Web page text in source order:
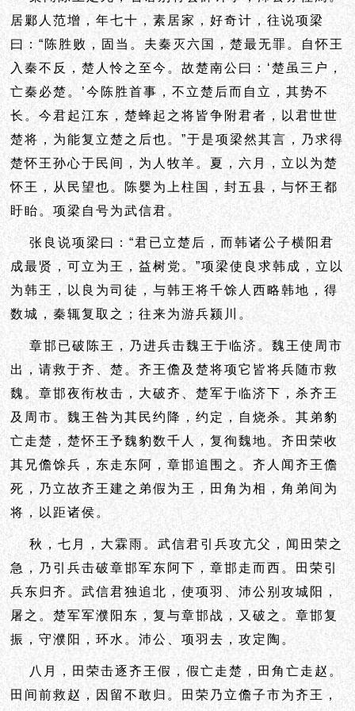
居鄛人范增，年七十，素居家，好奇计，往说项梁
曰：“陈胜败，固当。夫秦灭六国，楚最无罪。自怀王
入秦不反，楚人怜之至今。故楚南公曰：‘楚虽三户，
亡秦必楚。’今陈胜首事，不立楚后而自立，其势不
长。今君起江东，楚蜂起之将皆争附君者，以君世世
楚将，为能复立楚之后也。”于是项梁然其言，乃求得
楚怀王孙心于民间，为人牧羊。夏，六月，立以为楚
怀王，从民望也。陈婴为上柱国，封五县，与怀王都
盱眙。项梁自号为武信君。
张良说项梁曰：“君已立楚后，而韩诸公子横阳君
成最贤，可立为王，益树党。”项梁使良求韩成，立以
为韩王，以良为司徒，与韩王将千馀人西略韩地，得
数城，秦辄复取之；往来为游兵颍川。
章邯已破陈王，乃进兵击魏王于临济。魏王使周市
出，请救于齐、楚。齐王儋及楚将项它皆将兵随市救
魏。章邯夜衔枚击，大破齐、楚军于临济下，杀齐王
及周市。魏王咎为其民约降，约定，自烧杀。其弟豹
亡走楚，楚怀王予魏豹数千人，复徇魏地。齐田荣收
其兄儋馀兵，东走东阿，章邯追围之。齐人闻齐王儋
死，乃立故齐王建之弟假为王，田角为相，角弟间为
将，以距诸侯。
秋，七月，大霖雨。武信君引兵攻亢父，闻田荣之
急，乃引兵击破章邯军东阿下，章邯走而西。田荣引
兵东归齐。武信君独追北，使项羽、沛公别攻城阳，
屠之。楚军军濮阳东，复与章邯战，又破之。章邯复
振，守濮阳，环水。沛公、项羽去，攻定陶。
八月，田荣击逐齐王假，假亡走楚，田角亡走赵。
田间前救赵，因留不敢归。田荣乃立儋子市为齐王，